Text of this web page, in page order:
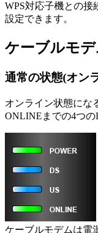
WPS対応子機との接
設定できます。
ケーブルモ
通常の状態(オン
オンライン状態にな
ONLINEまでの4つの
ケーブルモデムは電